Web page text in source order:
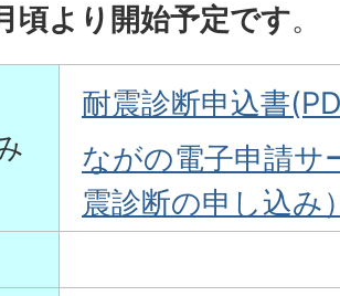
頃より開始予定です。
耐震診断申込書
ながの電子申請サ
震診断の申し込み